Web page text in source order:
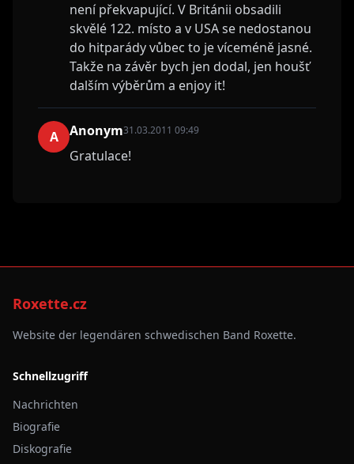
není překvapující. V Británii obsadili
skvělé 122. místo a v USA se nedostanou
do hitparády vůbec to je víceméně jasné.
Takže na závěr bych jen dodal, jen houšť
dalším výběrům a enjoy it!
A Anonym31.03.2011 09:49
Gratulace!
Roxette.cz
Website der legendären schwedischen Band Roxette.
Schnellzugriff
Nachrichten
Biografie
Diskografie